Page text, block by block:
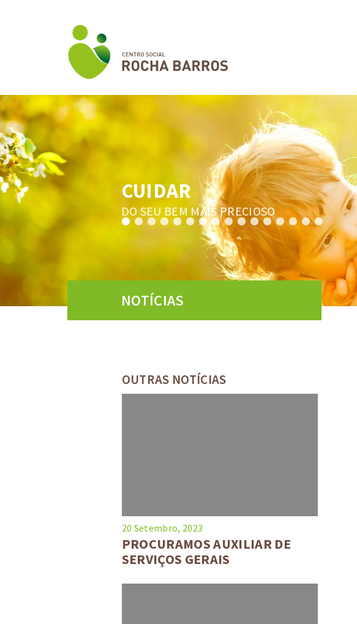
CUIDAR
DO SEU BEM MAIS PRECIOSO
NOTÍCIAS
OUTRAS NOTÍCIAS
20 Setembro, 2023
PROCURAMOS AUXILIAR DE
SERVIÇOS GERAIS